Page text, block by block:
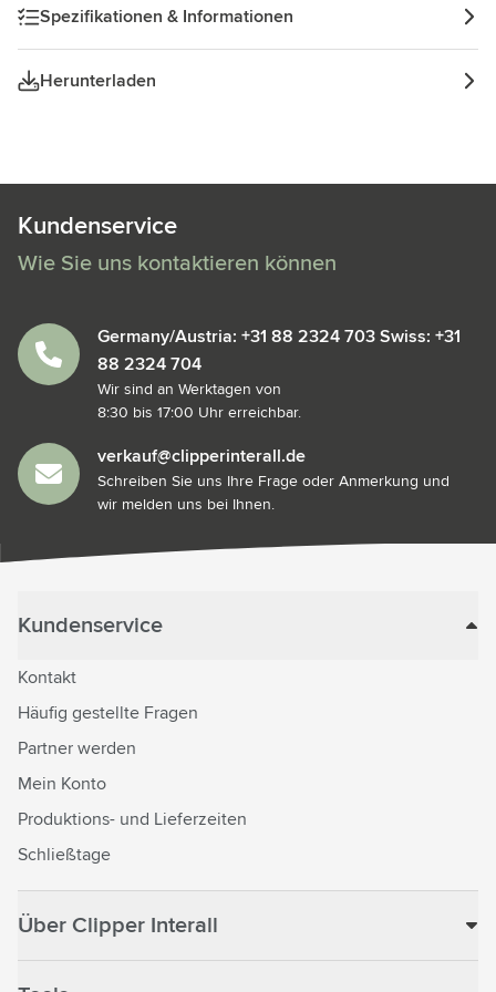
Spezifikationen & Informationen
Herunterladen
Kundenservice
Wie Sie uns kontaktieren können
Germany/Austria: +31 88 2324 703 Swiss: +31
88 2324 704
Wir sind an Werktagen von
8:30 bis 17:00 Uhr erreichbar.
verkauf@clipperinterall.de
Schreiben Sie uns Ihre Frage oder Anmerkung und
wir melden uns bei Ihnen.
Kundenservice
Kontakt
Häufig gestellte Fragen
Partner werden
Mein Konto
Produktions- und Lieferzeiten
Schließtage
Über Clipper Interall